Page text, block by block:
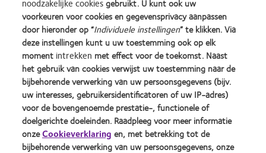
more
about
Silmo
d’Or
best
product
award
met
MyDay™
(2013)
more
about
Contact
Lens
Product
of
the
Year
(2013)
more
about
2012
&
2010
Best
Companies
for
Leaders
(2012)
more
about
2011
Best
Factory
Awards
(2011)
more
about
ODMA
2011
(2011)
more
about
2012
REBRAND
100®
Global
Award
(2012)
Practitioner Home
Contact
Servicevoorwaarden
Cookie beleid
Privacybeleid
Site voor consumenten
Toestemmingsvoorkeuren
beheren
Inloggen
noodzakelijke cookiesgebruikt. U kunt ook uw
voorkeuren voor cookies en gegevensprivacy aanpassen
door hieronder op “Individuele instellingen” te klikken. Via
deze instellingen kunt u uw toestemming ook op elk
moment intrekken met effect voor de toekomst. Naast
het gebruik van cookies verwijst uw toestemming naar de
bijbehorende verwerking van uw persoonsgegevens (bijv.
uw interesses, gebruikersidentificatoren of uw IP-adres)
voor de bovengenoemde prestatie-, functionele of
doelgerichte doeleinden. Raadpleeg voor meer informatie
onzeCookieverklaring en, met betrekking tot de
bijbehorende verwerking van uw persoonsgegevens, onze